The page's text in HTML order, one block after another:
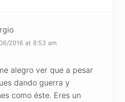
2016 at 8:53 am
alegro ver que a pesar
dando guerra y
como éste. Eres un